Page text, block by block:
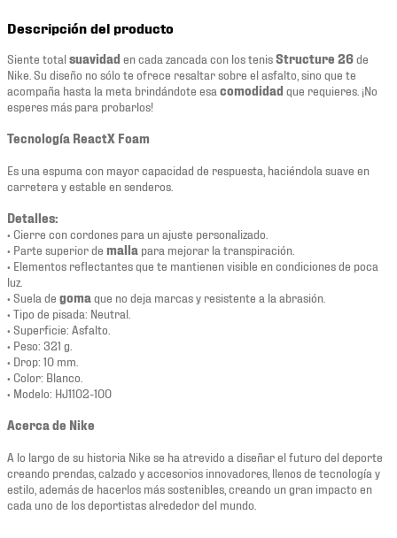
Descripción del producto
Siente totalsuavidad en cada zancada con los tenisStructure 26de
Nike. Su diseño no sólo te ofrece resaltar sobre el asfalto, sino que te
acompaña hasta la meta brindándote esa comodidad que requieres. ¡No
esperes más para probarlos!
Tecnología ReactX Foam
Es una espuma con mayor capacidad de respuesta, haciéndola suave en
carretera y estable en senderos.
Detalles:
• Cierre con cordones para un ajuste personalizado.
• Parte superior de malla para mejorar la transpiración.
• Elementos reflectantes que te mantienen visible en condiciones de poca
luz.
• Suela de goma que no deja marcas y resistente a la abrasión.
• Tipo de pisada: Neutral.
• Superficie: Asfalto.
• Peso: 321 g.
• Drop: 10 mm.
• Color: Blanco.
• Modelo: HJ1102-100
Acerca de Nike
A lo largo de su historia Nike se ha atrevido a diseñar el futuro del deporte
creando prendas, calzado y accesorios innovadores, llenos de tecnología y
estilo, además de hacerlos más sostenibles, creando un gran impacto en
cada uno de los deportistas alrededor del mundo.